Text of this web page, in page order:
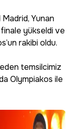
Yunan
yükseldi ve
rakibi oldu.
temsilcimiz
Olympiakos ile